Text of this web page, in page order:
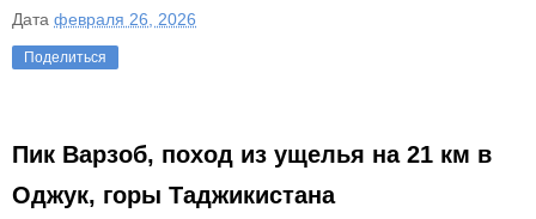
Дата февраля 26, 2026
Поделиться
Пик Варзоб, поход из ущелья на 21 км в
Оджук, горы Таджикистана